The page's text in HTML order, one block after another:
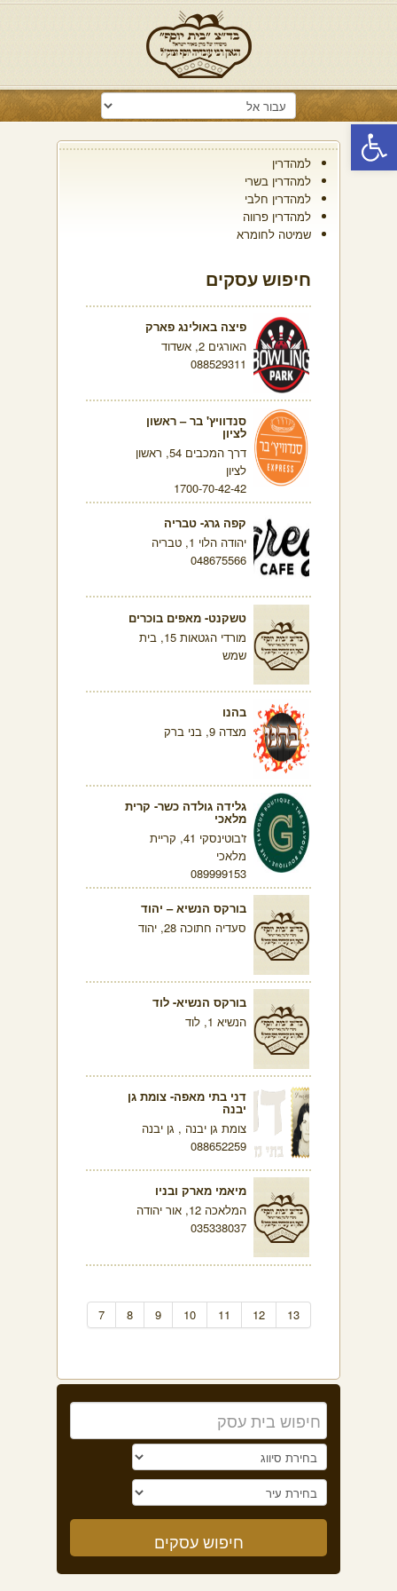
פתח סרגל נגישות
למהדרין
למהדרין בשרי
למהדרין חלבי
למהדרין פרווה
שמיטה לחומרא
חיפוש עסקים
פיצה באולינג פארק
האורגים 2, אשדוד
088529311
סנדוויץ' בר – ראשון
לציון
דרך המכבים 54, ראשון
לציון
1700-70-42-42
קפה גרג- טבריה
יהודה הלוי 1, טבריה
048675566
טשקנט- מאפים בוכרים
מורדי הגטאות 15, בית
שמש
בהנו
מצדה 9, בני ברק
גלידה גולדה כשר- קרית
מלאכי
ז'בוטינסקי 41, קריית
מלאכי
089999153
בורקס הנשיא – יהוד
סעדיה חתוכה 28, יהוד
בורקס הנשיא- לוד
הנשיא 1, לוד
דני בתי מאפה- צומת גן
יבנה
צומת גן יבנה , גן יבנה
088652259
מיאמי מארק ובניו
המלאכה 12, אור יהודה
035338037
7 8 9 10 11 12 13